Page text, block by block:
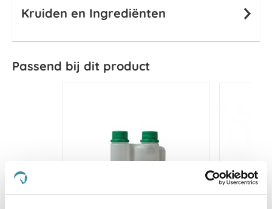
Kruiden en Ingrediënten
Passend bij dit product